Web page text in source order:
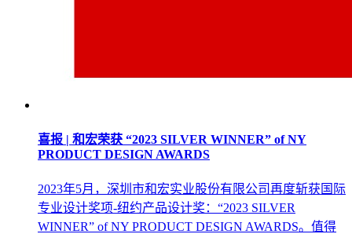
喜报 | 和宏荣获 “2023 SILVER WINNER” of NY
PRODUCT DESIGN AWARDS
2023年5月，深圳市和宏实业股份有限公司再度斩获国际
专业设计奖项-纽约产品设计奖：“2023 SILVER
WINNER” of NY PRODUCT DESIGN AWARDS。值得